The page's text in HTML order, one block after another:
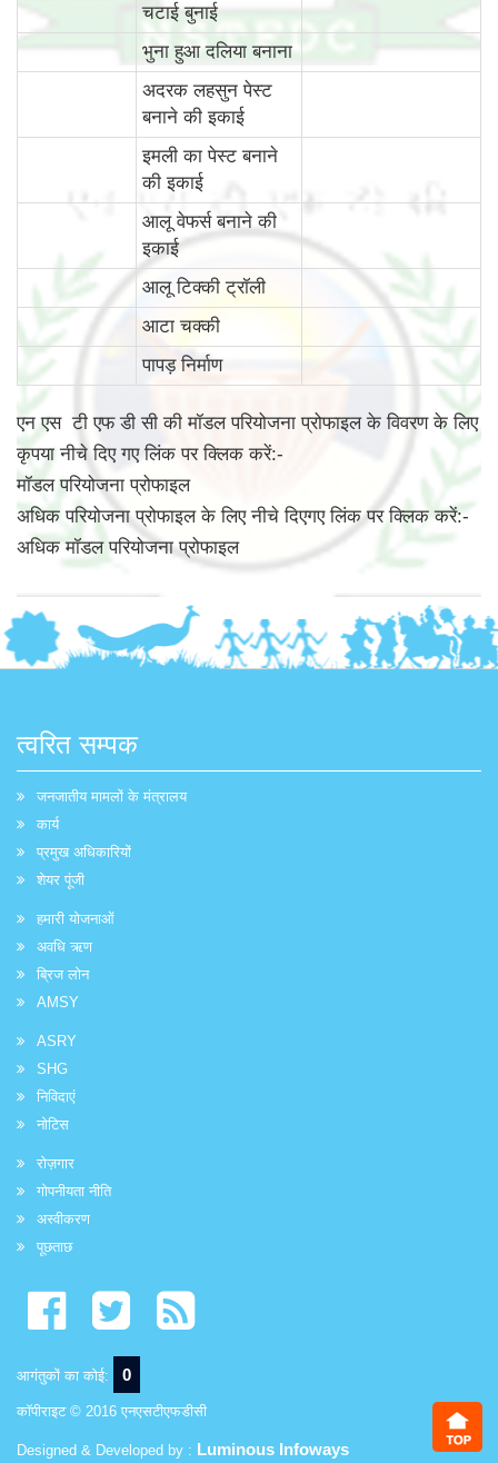
चटाई बुनाई
भुना हुआ दलिया बनाना
अदरक लहसुन पेस्ट
बनाने की इकाई
इमली का पेस्ट बनाने
की इकाई
आलू वेफर्स बनाने की
इकाई
आलू टिक्की ट्रॉली
आटा चक्की
पापड़ निर्माण
एन एस टी एफ डी सी की मॉडल परियोजना प्रोफाइल के विवरण के लिए
कृपया नीचे दिए गए लिंक पर क्लिक करें:-
मॉडल परियोजना प्रोफाइल
अधिक परियोजना प्रोफाइल के लिए नीचे दिएगए लिंक पर क्लिक करें:-
अधिक मॉडल परियोजना प्रोफाइल
त्वरित सम्पक
जनजातीय मामलों के मंत्रालय
कार्य
प्रमुख अधिकारियों
शेयर पूंजी
हमारी योजनाओं
अवधि ऋण
ब्रिज लोन
AMSY
ASRY
SHG
निविदाएं
नोटिस
रोज़गार
गोपनीयता नीति
अस्वीकरण
पूछताछ
आगंतुकों का कोई: 0
कॉपीराइट © 2016 एनएसटीएफडीसी
Designed & Developed by : Luminous Infoways